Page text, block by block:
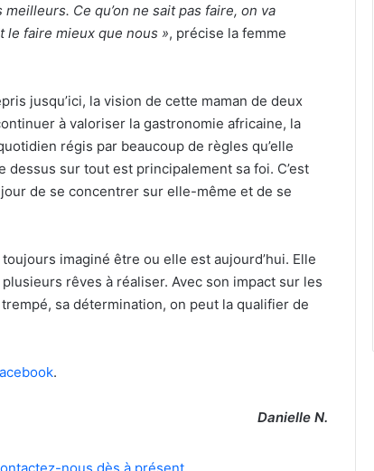
meilleurs. Ce qu’on ne sait pas faire, on va
le faire mieux que nous », précise la femme
jusqu’ici, la vision de cette maman de deux
à valoriser la gastronomie africaine, la
régis par beaucoup de règles qu’elle
dessus sur tout est principalement sa foi. C’est
de se concentrer sur elle-même et de se
imaginé être ou elle est aujourd’hui. Elle
rêves à réaliser. Avec son impact sur les
sa détermination, on peut la qualifier de
.
Danielle N.